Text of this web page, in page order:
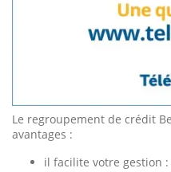
Le regroupement de crédit
avantages :
il facilite votre gestion